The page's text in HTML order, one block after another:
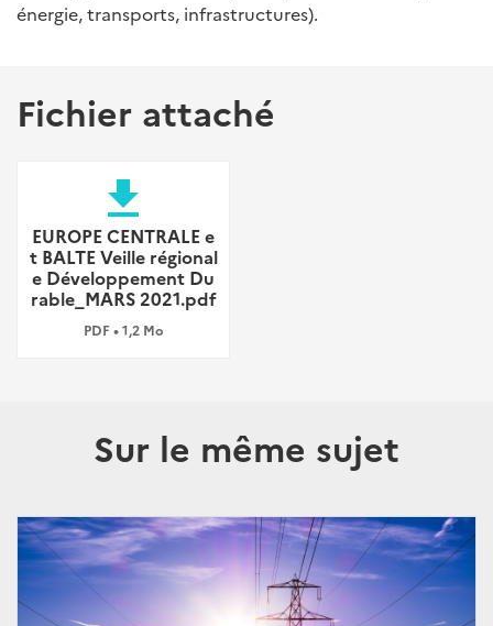
énergie, transports, infrastructures).
Fichier attaché
file_download
EUROPE CENTRALE e
t BALTE Veille régional
e Développement Du
rable_MARS 2021.pdf
PDF • 1,2 Mo
Sur le même sujet